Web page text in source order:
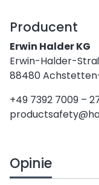
Producent
Erwin Halder KG
Erwin-Halder-
88480
+49 7392 7009 –
Opinie